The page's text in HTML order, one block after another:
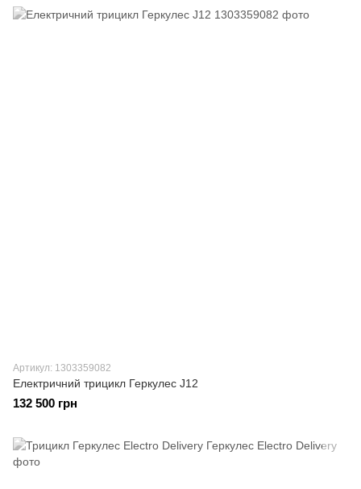
Артикул: 1303359082
Електричний трицикл Геркулес J12
132 500 грн